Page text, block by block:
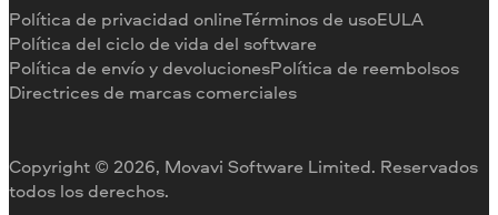
Reembolso
Por qué elegirnos
Para el trabajo
Copyright © 2026, Movavi Software Limited. Reservados
todos los derechos.
Política de privacidad onlineTérminos de usoEULA
Política del ciclo de vida del software
Política de envío y devolucionesPolítica de reembolsos
Directrices de marcas comerciales